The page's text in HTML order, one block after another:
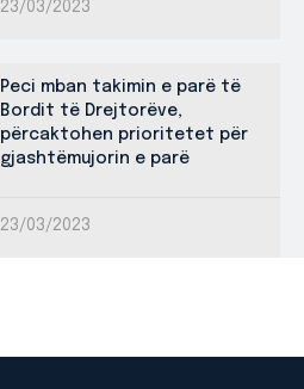
23/03/2023
Peci mban takimin e parë të
Bordit të Drejtorëve,
përcaktohen prioritetet për
gjashtëmujorin e parë
23/03/2023